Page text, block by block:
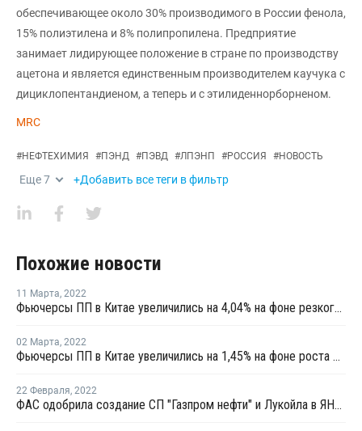
обеспечивающее около 30% производимого в России фенола,
15% полиэтилена и 8% полипропилена. Предприятие
занимает лидирующее положение в стране по производству
ацетона и является единственным производителем каучука с
дициклопентандиеном, а теперь и с этилиденнорборненом.
MRC
#НЕФТЕХИМИЯ #ПЭНД #ПЭВД #ЛПЭНП #РОССИЯ #НОВОСТЬ
Еще7 +Добавить все теги в фильтр
Похожие новости
11 Марта, 2022
Фьючерсы ПП в Китае увеличились на 4,04% на фоне резкого роста фьючерсов сырой нефти
02 Марта, 2022
Фьючерсы ПП в Китае увеличились на 1,45% на фоне роста фьючерсов сырой нефти
22 Февраля, 2022
ФАС одобрила создание СП "Газпром нефти" и Лукойла в ЯНАО